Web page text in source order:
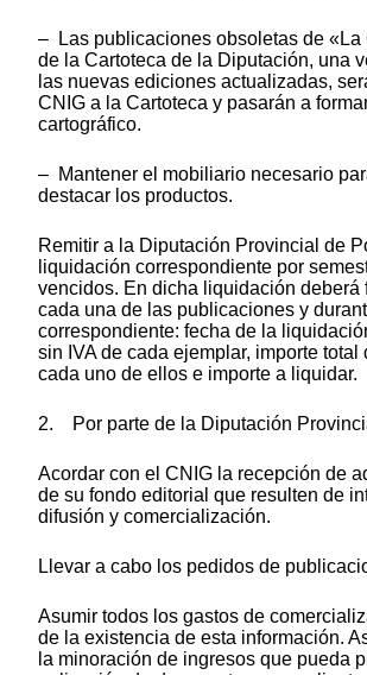
– Las publicaciones obsoletas de «La
de la Cartoteca de la Diputación, una
las nuevas ediciones actualizadas,
CNIG a la Cartoteca y pasarán a
cartográfico.
– Mantener el mobiliario necesario
destacar los productos.
Remitir a la Diputación Provincial de
liquidación correspondiente por
vencidos. En dicha liquidación deberá
cada una de las publicaciones y
correspondiente: fecha de la
sin IVA de cada ejemplar, importe total
cada uno de ellos e importe a liquidar.
2. Por parte de la Diputación
Acordar con el CNIG la recepción de
de su fondo editorial que resulten de
difusión y comercialización.
Llevar a cabo los pedidos de
Asumir todos los gastos de
de la existencia de esta información.
la minoración de ingresos que pueda